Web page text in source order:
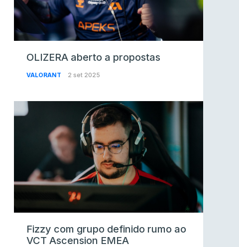
OLIZERA aberto a propostas
VALORANT 2 set 2025
Fizzy com grupo definido rumo ao
VCT Ascension EMEA